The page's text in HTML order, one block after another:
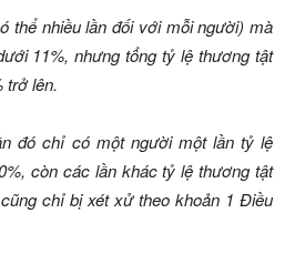
thể nhiều lần đối với mỗi người) mà
11%, nhưng tổng tỷ lệ thương tật
trở lên.
đó chỉ có một người một lần tỷ lệ
còn các lần khác tỷ lệ thương tật
chỉ bị xét xử theo khoản 1 Điều